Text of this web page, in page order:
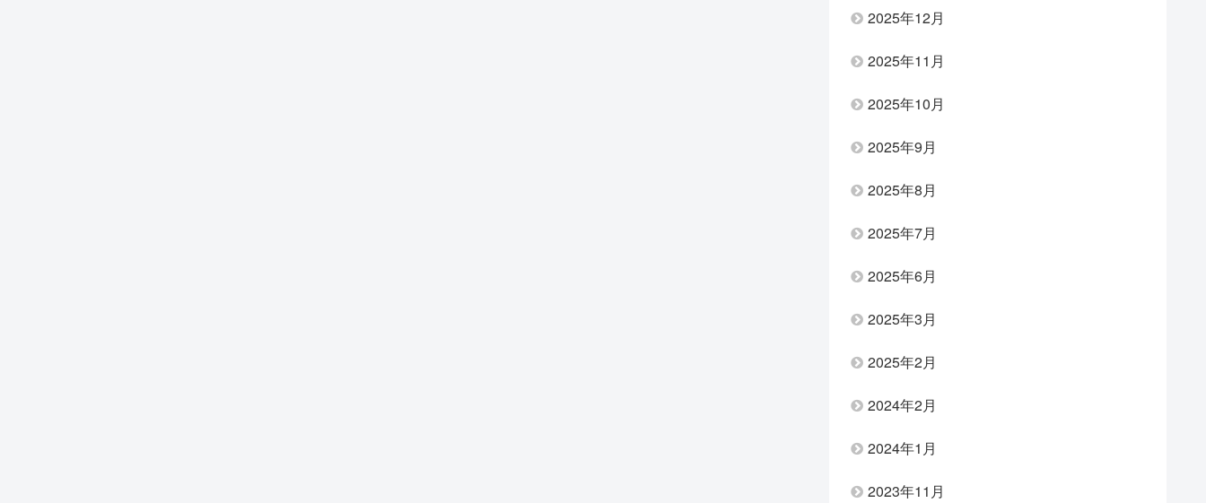
2025年12月
2025年11月
2025年10月
2025年9月
2025年8月
2025年7月
2025年6月
2025年3月
2025年2月
2024年2月
2024年1月
2023年11月